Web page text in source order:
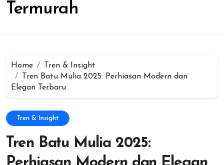
Termurah
Home
Tren & Insight
Tren Batu Mulia 2025: Perhiasan Modern dan
Elegan Terbaru
Tren & Insight
Tren Batu Mulia 2025: